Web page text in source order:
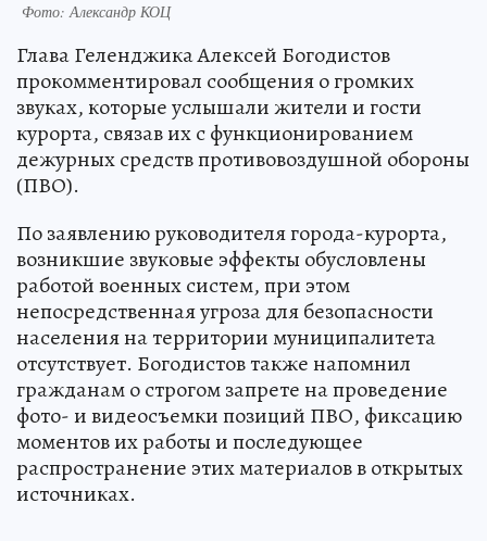
Фото: Александр КОЦ
Глава Геленджика Алексей Богодистов
прокомментировал сообщения о громких
звуках, которые услышали жители и гости
курорта, связав их с функционированием
дежурных средств противовоздушной обороны
(ПВО).
По заявлению руководителя города-курорта,
возникшие звуковые эффекты обусловлены
работой военных систем, при этом
непосредственная угроза для безопасности
населения на территории муниципалитета
отсутствует. Богодистов также напомнил
гражданам о строгом запрете на проведение
фото- и видеосъемки позиций ПВО, фиксацию
моментов их работы и последующее
распространение этих материалов в открытых
источниках.